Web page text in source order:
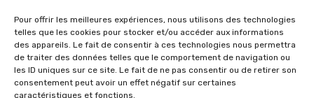
Pour offrir les meilleures expériences, nous utilisons des technologies
telles que les cookies pour stocker et/ou accéder aux informations
des appareils. Le fait de consentir à ces technologies nous permettra
de traiter des données telles que le comportement de navigation ou
les ID uniques sur ce site. Le fait de ne pas consentir ou de retirer son
consentement peut avoir un effet négatif sur certaines
caractéristiques et fonctions.